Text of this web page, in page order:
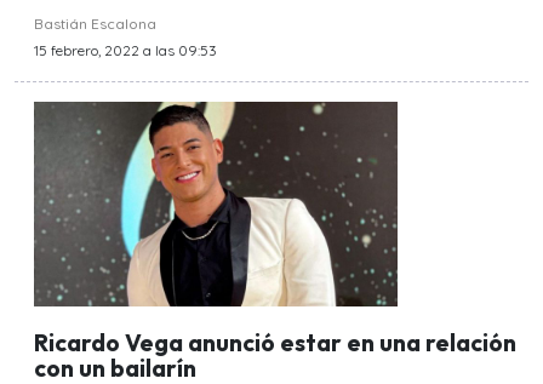
Bastián Escalona
15 febrero, 2022 a las 09:53
Ricardo Vega anunció estar en una relación
con un bailarín